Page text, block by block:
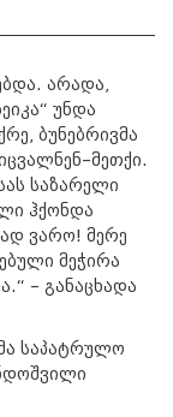
არადა,
უნდა
ბუნებრივმა
საზარელი
ჰქონდა
ვარო! მერე
მეჭირა
– განაცხადა
საპატრულო